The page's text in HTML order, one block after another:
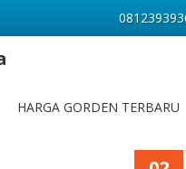
HARGA GORDEN TERBARU